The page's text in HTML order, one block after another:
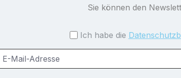
Sie können den
Ich habe die